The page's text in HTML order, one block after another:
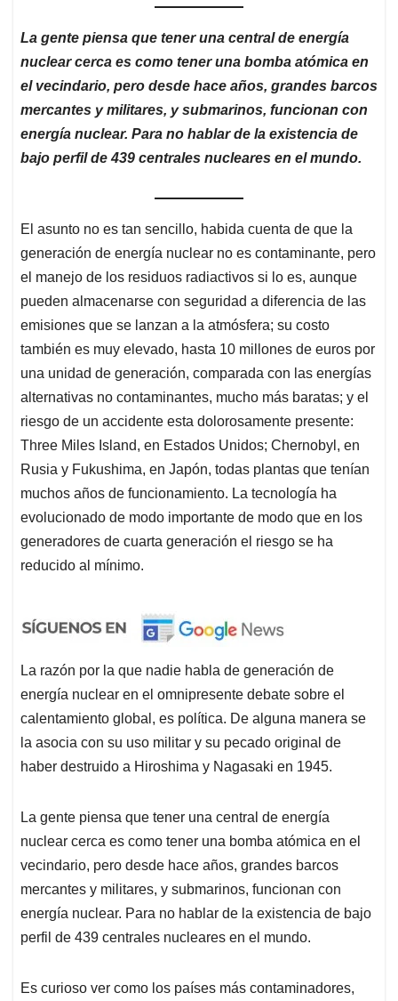
La gente piensa que tener una central de energía
nuclear cerca es como tener una bomba atómica en
el vecindario, pero desde hace años, grandes barcos
mercantes y militares, y submarinos, funcionan con
energía nuclear. Para no hablar de la existencia de
bajo perfil de 439 centrales nucleares en el mundo.
El asunto no es tan sencillo, habida cuenta de que la
generación de energía nuclear no es contaminante, pero
el manejo de los residuos radiactivos si lo es, aunque
pueden almacenarse con seguridad a diferencia de las
emisiones que se lanzan a la atmósfera; su costo
también es muy elevado, hasta 10 millones de euros por
una unidad de generación, comparada con las energías
alternativas no contaminantes, mucho más baratas; y el
riesgo de un accidente esta dolorosamente presente:
Three Miles Island, en Estados Unidos; Chernobyl, en
Rusia y Fukushima, en Japón, todas plantas que tenían
muchos años de funcionamiento. La tecnología ha
evolucionado de modo importante de modo que en los
generadores de cuarta generación el riesgo se ha
reducido al mínimo.
La razón por la que nadie habla de generación de
energía nuclear en el omnipresente debate sobre el
calentamiento global, es política. De alguna manera se
la asocia con su uso militar y su pecado original de
haber destruido a Hiroshima y Nagasaki en 1945.
La gente piensa que tener una central de energía
nuclear cerca es como tener una bomba atómica en el
vecindario, pero desde hace años, grandes barcos
mercantes y militares, y submarinos, funcionan con
energía nuclear. Para no hablar de la existencia de bajo
perfil de 439 centrales nucleares en el mundo.
Es curioso ver como los países más contaminadores,